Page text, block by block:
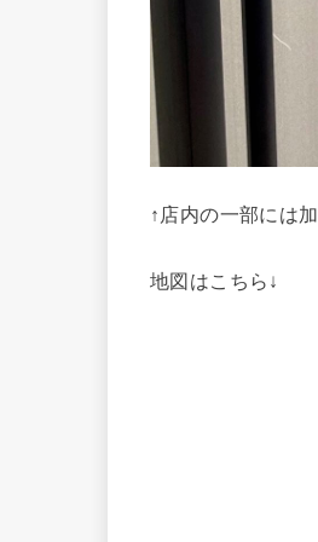
↑店内の一部には
地図はこちら↓